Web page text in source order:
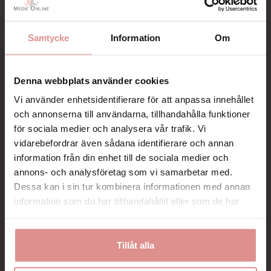
Samtycke Information Om
Denna webbplats använder cookies
Vi använder enhetsidentifierare för att anpassa innehållet
och annonserna till användarna, tillhandahålla funktioner
för sociala medier och analysera vår trafik. Vi
vidarebefordrar även sådana identifierare och annan
information från din enhet till de sociala medier och
annons- och analysföretag som vi samarbetar med.
Dessa kan i sin tur kombinera informationen med annan
information som du har tillhandahållit eller som de har
Tillåt alla
KÖP…
Behandling av schlatterknä
Den viktigaste behandlingen vid schlatterknä är att minska
belastningen på knät tills inflammationen lagt sig. Det innebär
ofta att ta en paus från intensiv träning eller idrottsaktiviteter.
Målet är att låta kroppen återhämta sig utan att helt avstå
från rörelse. Följande hjälpmedel kan vara till stöd:
Schlatterband som avlastar senfästet
Knäskydd med öppen patella för stöd och komfort
Värmande skydd som ökar blodcirkulationen
Övningar vid schlatterknä
Övningar vid schlatterknä är viktiga för att stärka